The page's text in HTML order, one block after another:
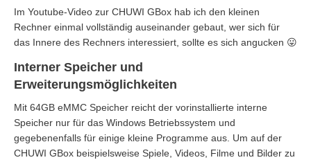
Im Youtube-Video zur CHUWI GBox hab ich den kleinen
Rechner einmal vollständig auseinander gebaut, wer sich für
das Innere des Rechners interessiert, sollte es sich angucken 😛
Interner Speicher und
Erweiterungsmöglichkeiten
Mit 64GB eMMC Speicher reicht der vorinstallierte interne
Speicher nur für das Windows Betriebssystem und
gegebenenfalls für einige kleine Programme aus. Um auf der
CHUWI GBox beispielsweise Spiele, Videos, Filme und Bilder zu